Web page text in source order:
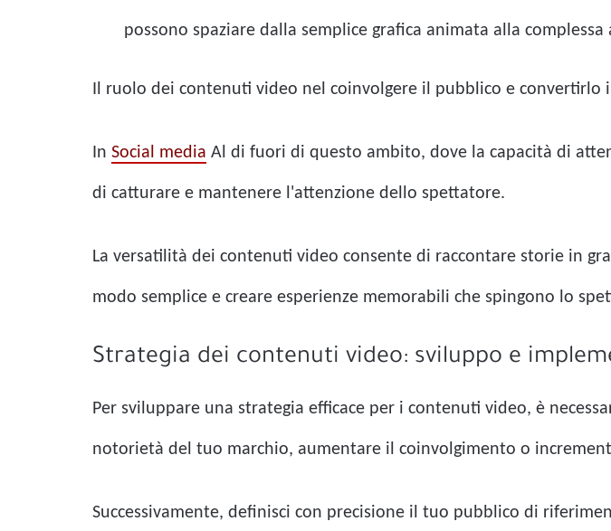
possono spaziare dalla semplice grafica animata alla complessa
Il ruolo dei contenuti video nel coinvolgere il pubblico e
In Social media Al di fuori di questo ambito, dove la capacità di
di catturare e mantenere l'attenzione dello spettatore.
La versatilità dei contenuti video consente di raccontare storie in
modo semplice e creare esperienze memorabili che spingono lo
Strategia dei contenuti video: sviluppo e
Per sviluppare una strategia efficace per i contenuti video, è
notorietà del tuo marchio, aumentare il coinvolgimento o
Successivamente, definisci con precisione il tuo pubblico di